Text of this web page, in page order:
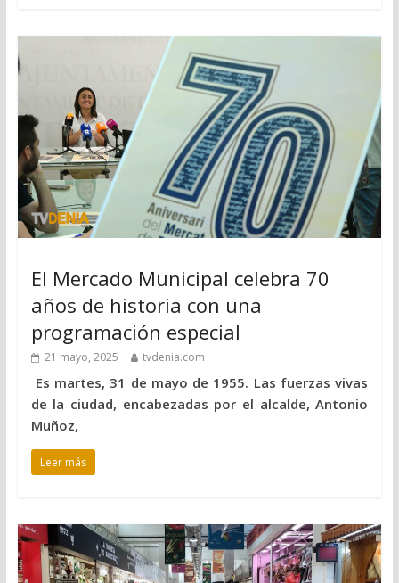
El Mercado Municipal celebra 70
años de historia con una
programación especial
21 mayo, 2025 tvdenia.com
Es martes, 31 de mayo de 1955. Las fuerzas vivas
de la ciudad, encabezadas por el alcalde, Antonio
Muñoz,
Leer más